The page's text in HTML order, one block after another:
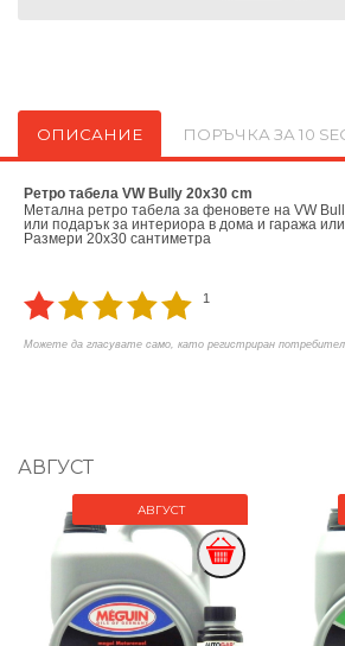
ОПИСАНИЕ ПОРЪЧКА ЗА 10
Ретро табела VW Bully 20x30 cm
Метална ретро табела за феновете на VW
или подарък за интериора в дома и гаража или
Размери 20x30 сантиметра
1
Можете да гласувате само, като регистриран
АВГУСТ
АВГУСТ